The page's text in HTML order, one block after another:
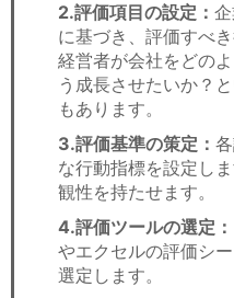
2.評価項目の設定：
に基づき、評価すべ
経営者が会社をどの
う成長させたいか？
もあります。
3.評価基準の策定：
な行動指標を設定し
観性を持たせます。
4.評価ツールの選定：
やエクセルの評価シ
選定します。